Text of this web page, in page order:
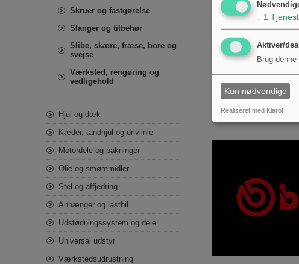
Mærke og identifikation
Dette jordkabel er fra
ved sammenligning af
Opsummering
Hella motor jordkabel
Det leverer
motorinstallationer.
Skruer og fastgørelse
Slanger og tilbehør
Slibe, skære, fræse, bore og
svejse
Værksted, rengøring og
vedligehold
Hjul og dæk
Kæder, tandhjul og drivlinie
Motordele og pakninger
Olie og smøremidler
Stel og affjedring
Anhænger og lastbil
Udstødningssystem og dele
Universal udstyr
Værkstedsudrustning
↓ 1
Aktiver/
Brug
Kun nødvendige
Realiseret med Klaro!